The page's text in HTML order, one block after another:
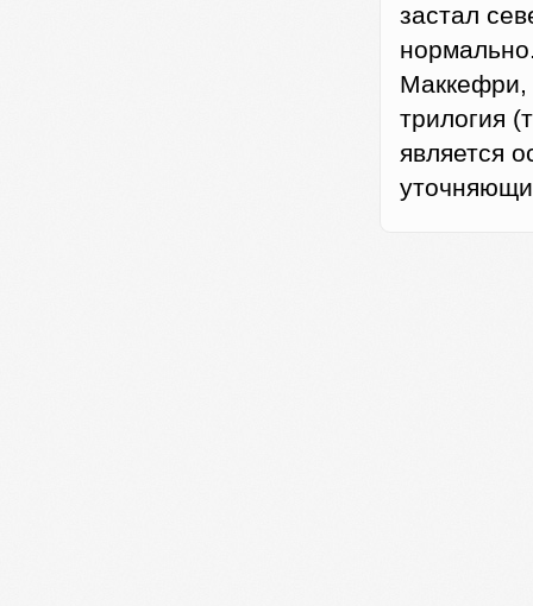
застал
Маккефри,
трилогия
является